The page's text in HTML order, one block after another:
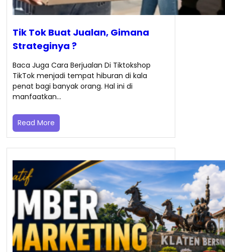
Tik Tok Buat Jualan, Gimana
Strateginya ?
Baca Juga Cara Berjualan Di Tiktokshop
TikTok menjadi tempat hiburan di kala
penat bagi banyak orang. Hal ini di
manfaatkan…
Read More